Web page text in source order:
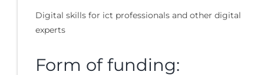
Digital skills for ict professionals and other digital
experts
Form of funding: